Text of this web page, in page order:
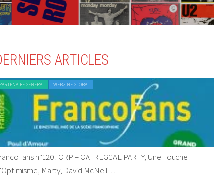
ARTICLES
GENERAL WEBZINE GLOBAL
n°120 : ORP – OAI REGGAE PARTY, Une Touche
Marty, David McNeil…